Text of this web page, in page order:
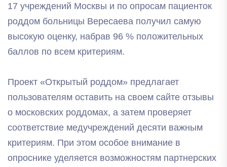
17 учреждений Москвы и по опросам пациенток
роддом больницы Вересаева получил самую
высокую оценку, набрав 96 % положительных
баллов по всем критериям.
Проект «Открытый роддом» предлагает
пользователям оставить на своем сайте отзывы
о московских роддомах, а затем проверяет
соответствие медучреждений десяти важным
критериям. При этом особое внимание в
опроснике уделяется возможностям партнерских